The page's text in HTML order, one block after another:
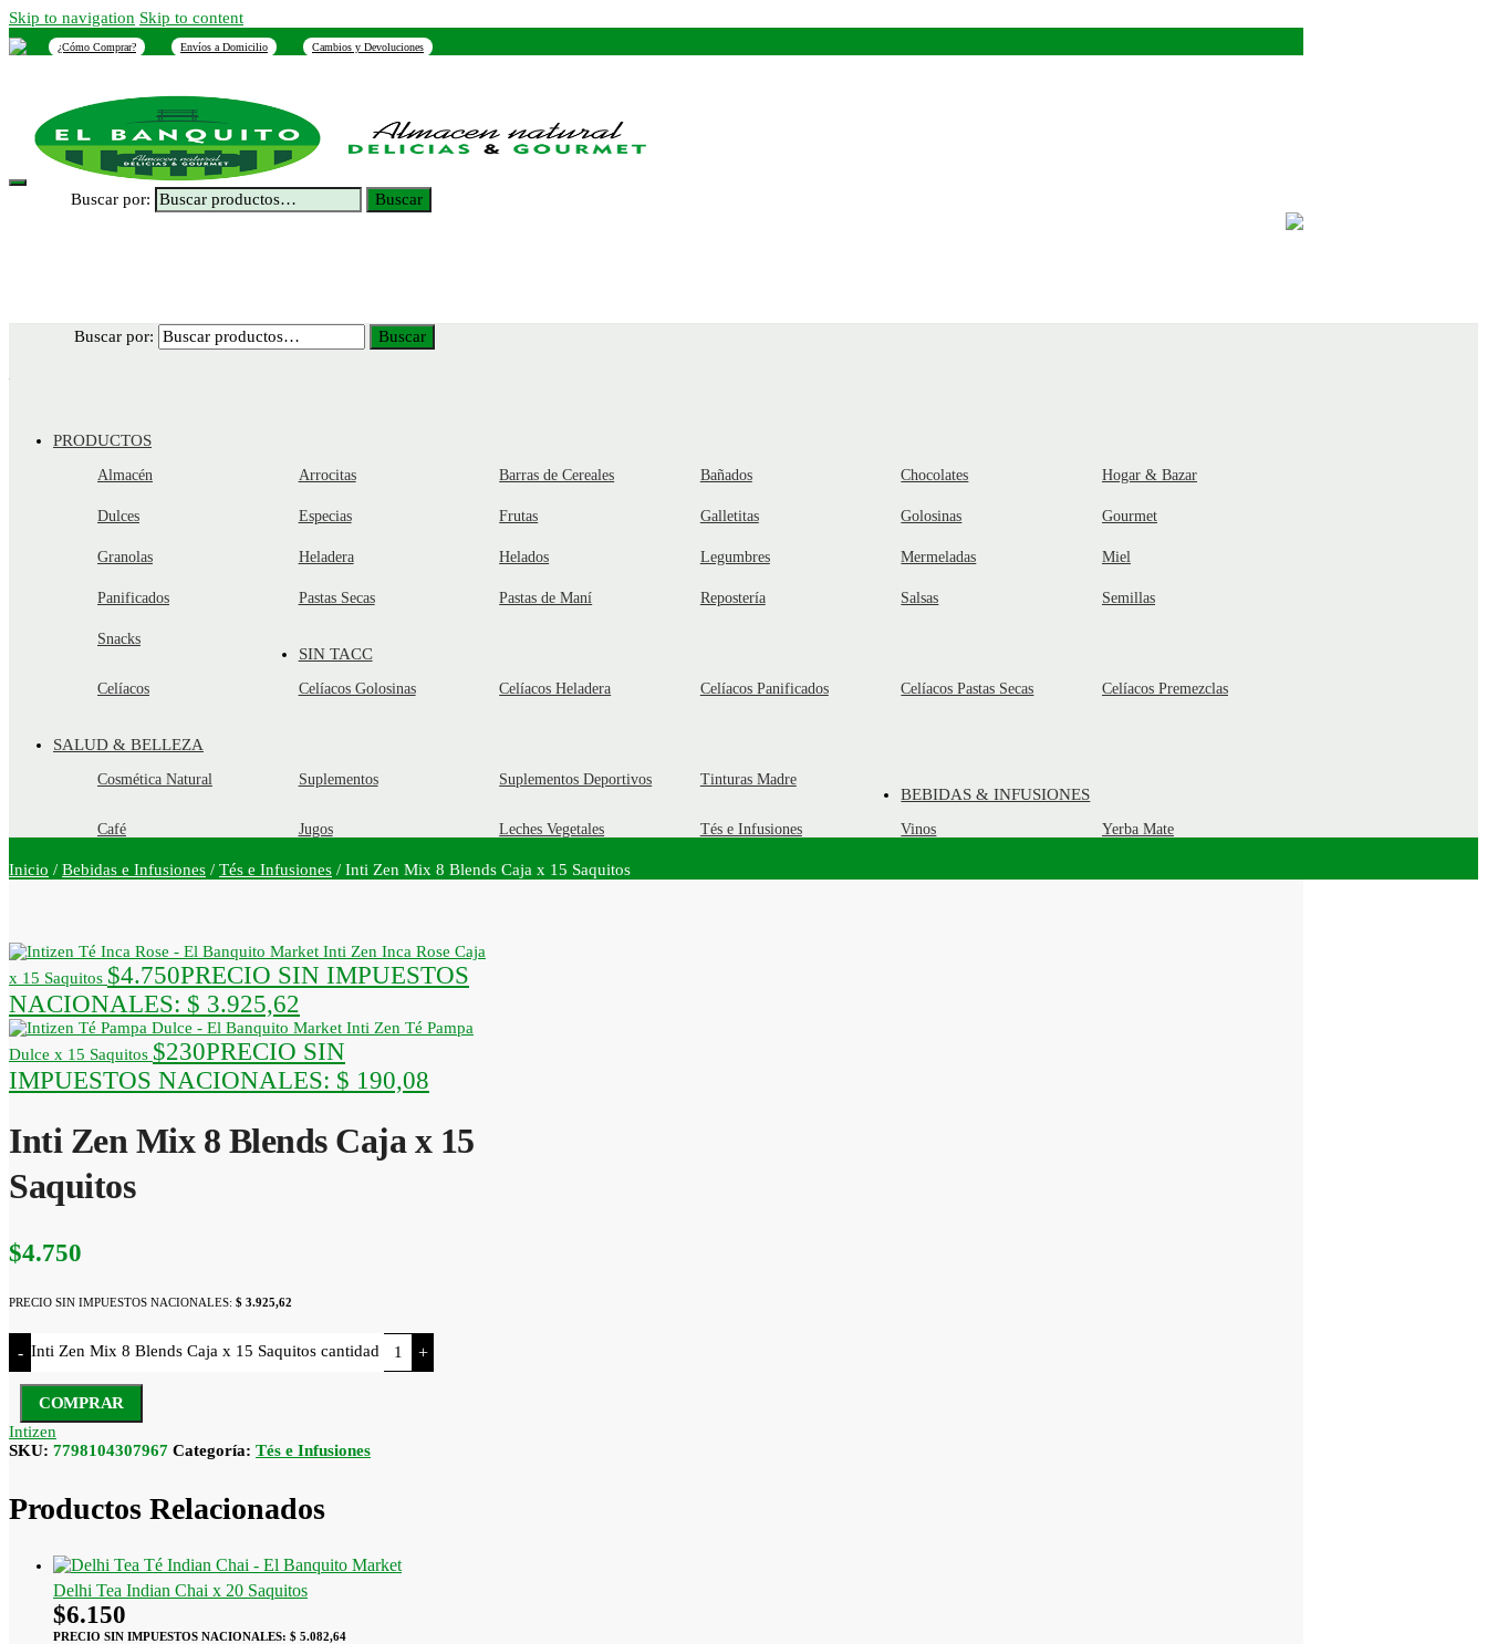
Skip to navigation Skip to content
¿Cómo Comprar? Envíos a Domicilio Cambios y Devoluciones
Buscar por: Buscar
Buscar por: Buscar
PRODUCTOS
Almacén Arrocitas Barras de Cereales Bañados Chocolates Hogar & Bazar
Dulces Especias Frutas Galletitas Golosinas Gourmet
Granolas Heladera Helados Legumbres Mermeladas Miel
Panificados Pastas Secas Pastas de Maní Repostería Salsas Semillas
Snacks
SIN TACC
Celíacos Celíacos Golosinas Celíacos Heladera Celíacos Panificados Celíacos Pastas Secas Celíacos Premezclas
SALUD & BELLEZA
Cosmética Natural Suplementos Suplementos Deportivos Tinturas Madre
BEBIDAS & INFUSIONES
Café Jugos Leches Vegetales Tés e Infusiones Vinos Yerba Mate
Inicio / Bebidas e Infusiones / Tés e Infusiones / Inti Zen Mix 8 Blends Caja x 15 Saquitos
Inti Zen Inca Rose Caja
x 15 Saquitos $4.750PRECIO SIN IMPUESTOS
NACIONALES: $ 3.925,62
Inti Zen Té Pampa
Dulce x 15 Saquitos $230PRECIO SIN
IMPUESTOS NACIONALES: $ 190,08
Inti Zen Mix 8 Blends Caja x 15
Saquitos
$4.750
PRECIO SIN IMPUESTOS NACIONALES: $ 3.925,62
- Inti Zen Mix 8 Blends Caja x 15 Saquitos cantidad +
COMPRAR
Intizen
SKU: 7798104307967 Categoría: Tés e Infusiones
Productos Relacionados
Delhi Tea Indian Chai x 20 Saquitos
$6.150
PRECIO SIN IMPUESTOS NACIONALES: $ 5.082,64